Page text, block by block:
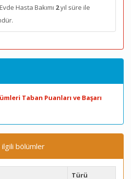
Hasta Bakımı 2yıl süre ile
Taban Puanları ve Başarı
ilgili bölümler
Türü